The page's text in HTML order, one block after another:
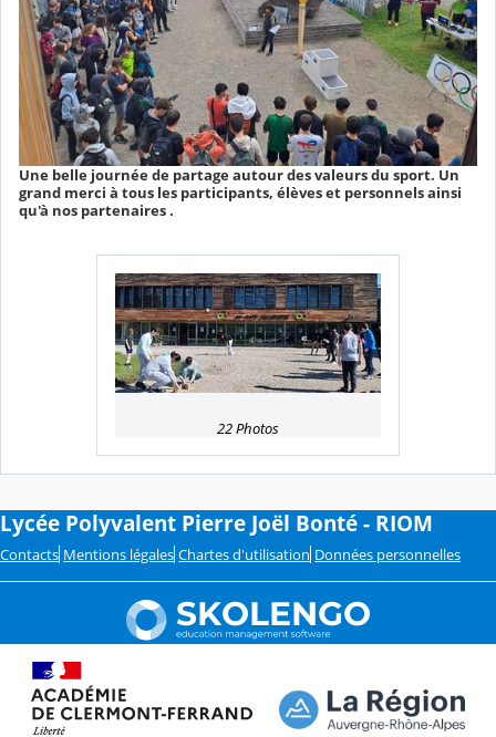
Une belle journée de partage autour des valeurs du sport. Un
grand merci à tous les participants, élèves et personnels ainsi
qu'à nos partenaires .
22 Photos
Lycée Polyvalent Pierre Joël Bonté - RIOM
Contacts Mentions légales Chartes d'utilisation Données personnelles